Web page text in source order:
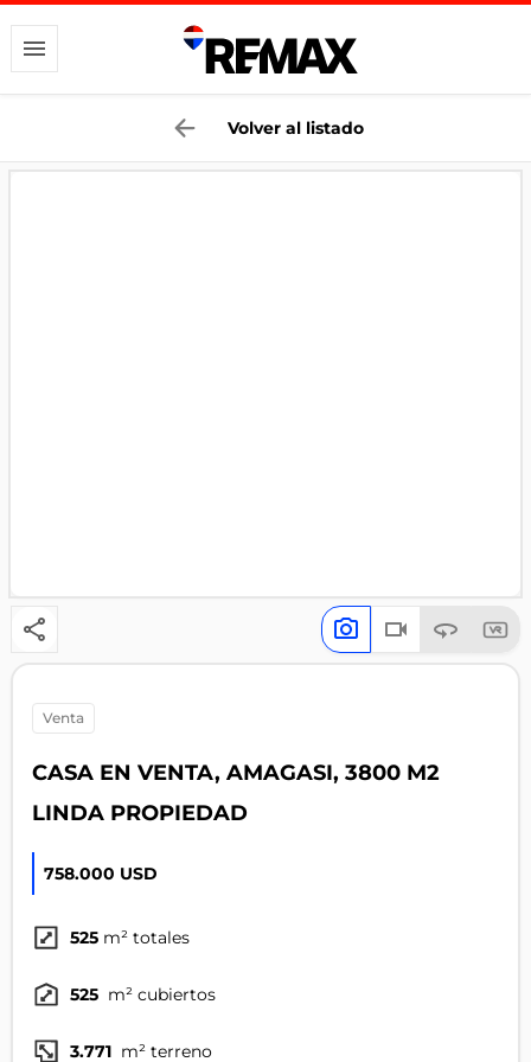
Volver al listado
venta
CASA EN VENTA, AMAGASI, 3800 M2
LINDA PROPIEDAD
758.000 USD
525 m² totales
525 m² cubiertos
3.771 m² terreno